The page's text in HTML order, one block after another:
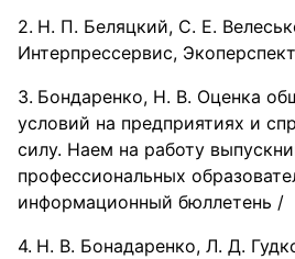
Н. П. Беляцкий, С. Е.
Интерпрессервис,
Бондаренко, Н. В. Оценка
условий на предприятиях и
силу. Наем на работу
профессиональных
информационный бюллетень /
Н. В. Бонадаренко, Л. Д.